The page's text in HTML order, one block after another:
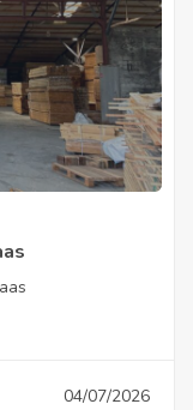
04/07/2026